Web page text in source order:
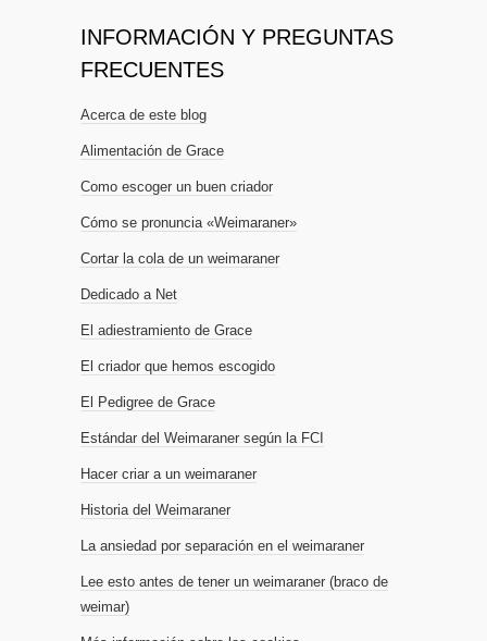
INFORMACIÓN Y PREGUNTAS
FRECUENTES
Acerca de este blog
Alimentación de Grace
Como escoger un buen criador
Cómo se pronuncia «Weimaraner»
Cortar la cola de un weimaraner
Dedicado a Net
El adiestramiento de Grace
El criador que hemos escogido
El Pedigree de Grace
Estándar del Weimaraner según la FCI
Hacer criar a un weimaraner
Historia del Weimaraner
La ansiedad por separación en el weimaraner
Lee esto antes de tener un weimaraner (braco de
weimar)